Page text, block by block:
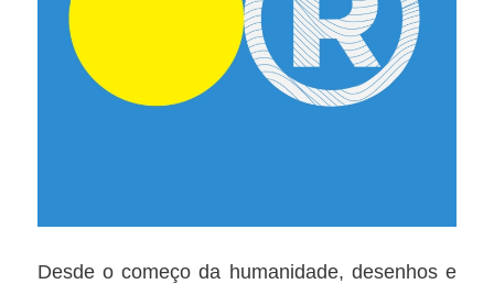
Desde o começo da humanidade, desenhos e